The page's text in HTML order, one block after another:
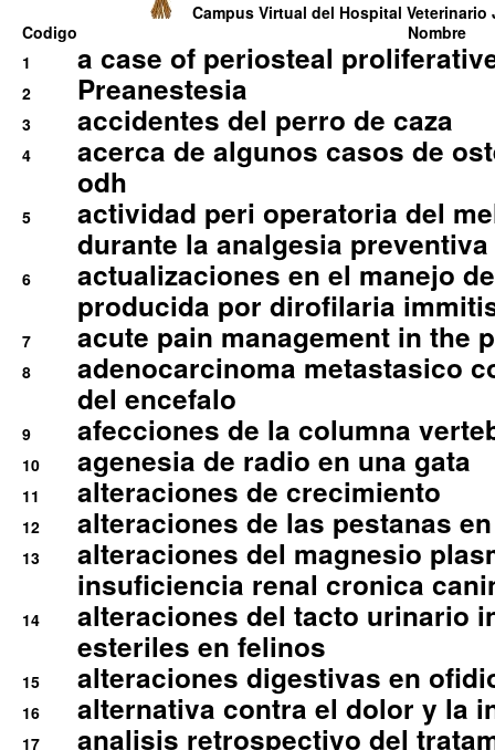
Campus Virtual del Hospital Veterinario
Codigo
Nombre
1
a case of periosteal
2 Preanestesia
3 accidentes del perro de caza
4
acerca de algunos casos de
odh
5
actividad peri operatoria del
durante la analgesia
6
actualizaciones en el manejo
producida por dirofilaria
7 acute pain management in the
8
adenocarcinoma metastasico
del encefalo
9 afecciones de la columna
10 agenesia de radio en una gata
11 alteraciones de crecimiento
12 alteraciones de las pestanas
13
alteraciones del magnesio
insuficiencia renal cronica
14
alteraciones del tacto urinario
esteriles en felinos
15 alteraciones digestivas en
16 alternativa contra el dolor y la
17
analisis retrospectivo del